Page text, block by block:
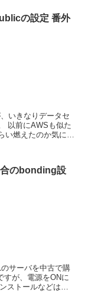
の設定 番外
いきなりデータセ
燃えたのか気にな
のbonding設
サーバを中古で購
すが、電源をONに